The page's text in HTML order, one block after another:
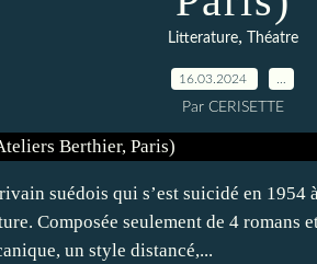
Litterature, Théatre
16.03.2024
Par CERISETTE
suédois qui s’est suicidé en 1954
Composée seulement de 4 romans
un style distancé,...